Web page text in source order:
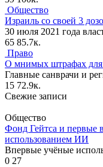
Общество
Израиль со своей 3
30 июля 2021 года
65 85.7к.
Право
О мнимых штрафах для
Главные санврачи и
15 72.9к.
Свежие записи
Общество
Фонд Гейтса и первые
использованием ИИ
Впервые учёные
0 27